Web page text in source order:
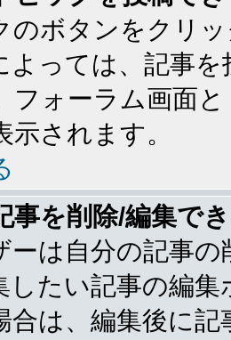
のボタンをクリ
よっては、記事
フォーラム画面
されます。
事を削除/編集で
ーは自分の記事
したい記事の編
合は、編集後に